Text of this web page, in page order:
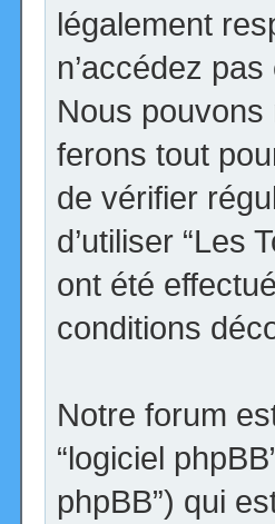
légalement
n’accédez
Nous pouvons
ferons tout
de vérifier
d’utiliser “Les
ont été
conditions
Notre forum
“logiciel
phpBB”) qui